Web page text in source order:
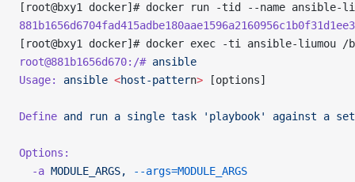
[root@bxy1 docker]# docker run -tid --name ansible-
[root@bxy1 docker]# docker exec -ti ansible-liumou /
root@881b1656d670:/# ansible
Usage:
ansible <host-pattern> [options]
Define and run a single task 'playbook' against a set
Options:
  -a
MODULE_ARGS,
--args=MODULE_ARGS